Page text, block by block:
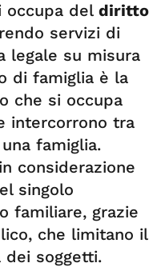
occupa del diritto
servizi di
legale su misura
di famiglia è la
che si occupa
intercorrono tra
famiglia.
considerazione
singolo
familiare, grazie
che limitano il
dei soggetti.